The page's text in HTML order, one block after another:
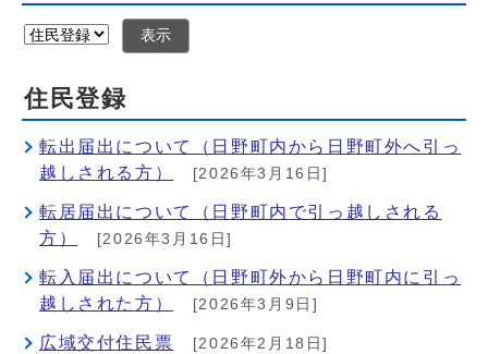
表示
住民登録
転出届出について（日野町内から日野町外へ引っ
越しされる方）
[2026年3月16日]
転居届出について（日野町内で引っ越しされる
方）
[2026年3月16日]
転入届出について（日野町外から日野町内に引っ
越しされた方）
[2026年3月9日]
広域交付住民票 [2026年2月18日]